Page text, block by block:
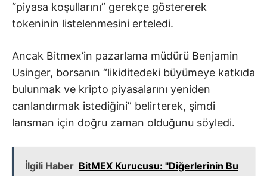
“piyasa koşullarını” gerekçe göstererek
tokeninin listelenmesini erteledi.
Ancak Bitmex’in pazarlama müdürü Benjamin
Usinger, borsanın “likiditedeki büyümeye katkıda
bulunmak ve kripto piyasalarını yeniden
canlandırmak istediğini” belirterek, şimdi
lansman için doğru zaman olduğunu söyledi.
İlgili Haber BitMEX Kurucusu: "Diğerlerinin Bu